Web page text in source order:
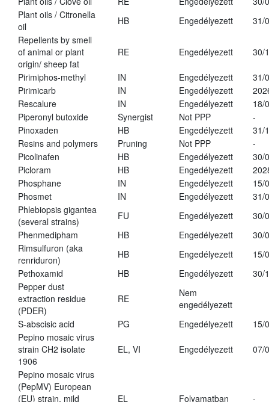
Plant oils / Citronella
oil
HB Engedélyezett
31/
Repellents by smell
of animal or plant
origin/ sheep fat
RE Engedélyezett 30/
Pirimiphos-methyl IN Engedélyezett
31/
Pirimicarb
IN Engedélyezett
Rescalure
IN Engedélyezett
18/
Piperonyl butoxide
Synergist Not PPP
-
Pinoxaden
HB Engedélyezett
31/
Resins and polymers
Pruning Not PPP
-
Picolinafen
HB Engedélyezett
30/
Picloram
HB Engedélyezett
Phosphane
IN Engedélyezett
15/
Phosmet
IN Engedélyezett
31/
Phlebiopsis gigantea
(several strains)
FU Engedélyezett
30/
Phenmedipham
HB Engedélyezett
30/
Rimsulfuron (aka
renriduron)
HB Engedélyezett
15/
Pethoxamid
HB Engedélyezett
30/
Pepper dust
extraction residue
(PDER)
RE
Nem
engedélyezett
S-abscisic acid
PG Engedélyezett
15/
Pepino mosaic virus
strain CH2 isolate
1906
EL, VI Engedélyezett 07/
Pepino mosaic virus
(PepMV) European
(EU) strain, mild
EL Folyamatban -